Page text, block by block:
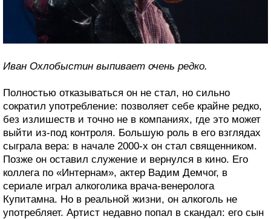
Иван Охлобыстин выпивает очень редко.
Полностью отказываться он не стал, но сильно
сократил употребление: позволяет себе крайне редко,
без излишеств и точно не в компаниях, где это может
выйти из-под контроля. Большую роль в его взглядах
сыграла вера: в начале 2000-х он стал священником.
Позже он оставил служение и вернулся в кино. Его
коллега по «Интернам», актер Вадим Демчог, в
сериале играл алкоголика врача-венеролога
Купитамна. Но в реальной жизни, он алкоголь не
употребляет. Артист недавно попал в скандал: его сын